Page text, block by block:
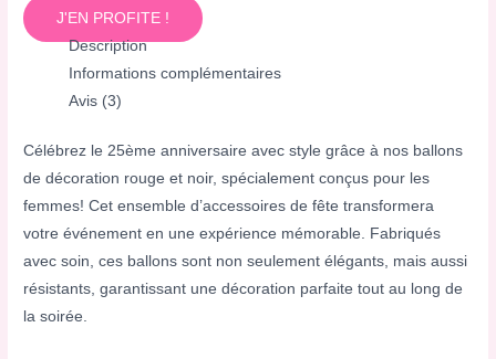
J'EN PROFITE !
Description
Informations complémentaires
Avis (3)
Célébrez le 25ème anniversaire avec style grâce à nos ballons
de décoration rouge et noir, spécialement conçus pour les
femmes! Cet ensemble d’accessoires de fête transformera
votre événement en une expérience mémorable. Fabriqués
avec soin, ces ballons sont non seulement élégants, mais aussi
résistants, garantissant une décoration parfaite tout au long de
la soirée.